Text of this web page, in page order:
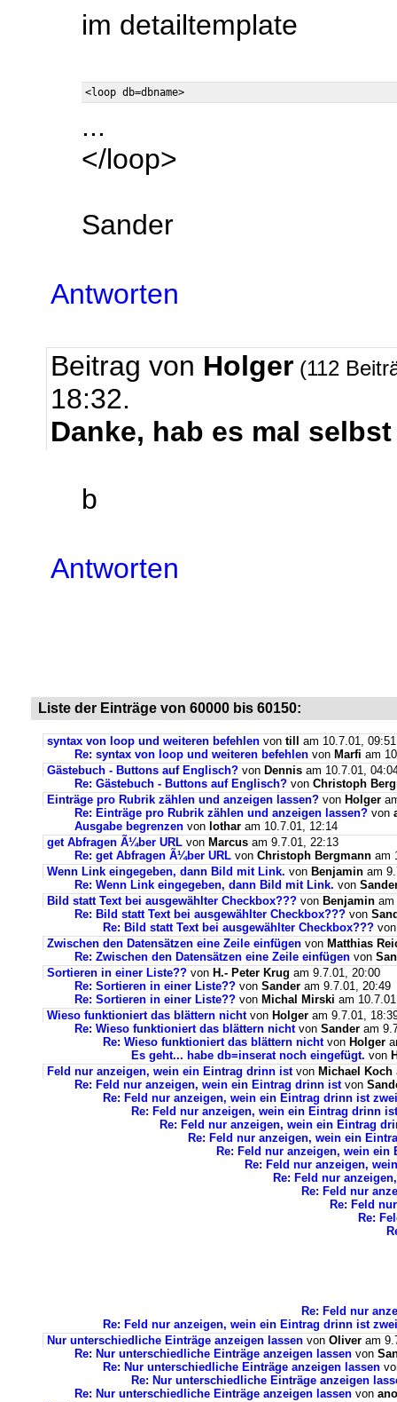
im detailtemplate
...
</loop>
Sander
Antworten
Beitrag von Holger (112
18:32.
Danke, hab es mal
b
Antworten
Liste der Einträge von 60000 bis 60150:
syntax von loop und weiteren befehlen von till
am 10.7.01, 09:51
Re: syntax von loop und weiteren befehlen von Marfi am
Gästebuch - Buttons auf Englisch? von Dennis am 10.7.01,
Re: Gästebuch - Buttons auf Englisch? von Christoph
Einträge pro Rubrik zählen und anzeigen lassen? von Holger
Re: Einträge pro Rubrik zählen und anzeigen lassen? von
Ausgabe begrenzen von lothar am 10.7.01, 12:14
get Abfragen Ã¼ber URL von Marcus am 9.7.01, 22:13
Re: get Abfragen Ã¼ber URL von Christoph Bergmann am
Wenn Link eingegeben, dann Bild mit Link. von Benjamin am
Re: Wenn Link eingegeben, dann Bild mit Link. von
Bild statt Text bei ausgewählter Checkbox??? von Benjamin am
Re: Bild statt Text bei ausgewählter Checkbox??? von
Re: Bild statt Text bei ausgewählter Checkbox???
Zwischen den Datensätzen eine Zeile einfügen von Matthias
Re: Zwischen den Datensätzen eine Zeile einfügen von
Sortieren in einer Liste?? von H.- Peter Krug am 9.7.01, 20:00
Re: Sortieren in einer Liste?? von Sander am 9.7.01, 20:49
Re: Sortieren in einer Liste?? von Michal Mirski am
Wieso funktioniert das blättern nichtvon Holger am 9.7.01,
Re: Wieso funktioniert das blättern nichtvon Sander am
Re: Wieso funktioniert das blättern nichtvon Holger
Es geht... habe db=inserat noch eingefügt. von
Feld nur anzeigen, wein ein Eintrag drinn istvon Michael Koch
Re: Feld nur anzeigen, wein ein Eintrag drinn istvon
Re: Feld nur anzeigen, wein ein Eintrag drinn ist
Re: Feld nur anzeigen, wein ein Eintrag drinn
Re: Feld nur anzeigen, wein ein Eintrag
Re: Feld nur anzeigen, wein ein
Re: Feld nur anzeigen, wein
Re: Feld nur anzeigen,
Re: Feld nur
Re: Feld nur
Re: Feld
Re:
Re: Feld nur
Re: Feld nur anzeigen, wein ein Eintrag drinn ist
Nur unterschiedliche Einträge anzeigen lassen von Oliver am
Re: Nur unterschiedliche Einträge anzeigen lassen von
Re: Nur unterschiedliche Einträge anzeigen lassen
Re: Nur unterschiedliche Einträge anzeigen
Re: Nur unterschiedliche Einträge anzeigen lassen von